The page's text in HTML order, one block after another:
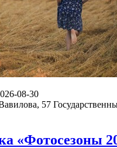
08-30
57
«Фотосезоны